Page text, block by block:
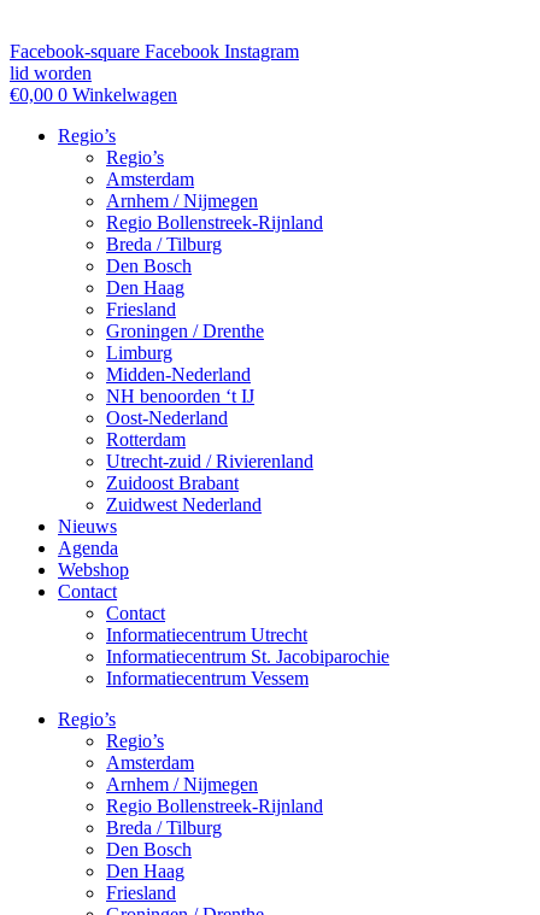
Facebook-square Facebook Instagram
lid worden
€0,00 0 Winkelwagen
Regio’s
Regio’s
Amsterdam
Arnhem / Nijmegen
Regio Bollenstreek-Rijnland
Breda / Tilburg
Den Bosch
Den Haag
Friesland
Groningen / Drenthe
Limburg
Midden-Nederland
NH benoorden ‘t IJ
Oost-Nederland
Rotterdam
Utrecht-zuid / Rivierenland
Zuidoost Brabant
Zuidwest Nederland
Nieuws
Agenda
Webshop
Contact
Contact
Informatiecentrum Utrecht
Informatiecentrum St. Jacobiparochie
Informatiecentrum Vessem
Regio’s
Regio’s
Amsterdam
Arnhem / Nijmegen
Regio Bollenstreek-Rijnland
Breda / Tilburg
Den Bosch
Den Haag
Friesland